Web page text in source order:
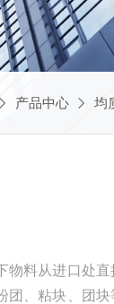
产品中心 均
物料从进口处
、粘块、团